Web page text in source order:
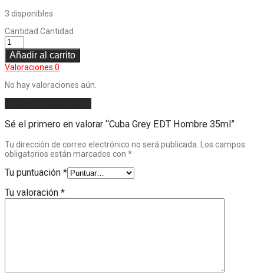
3 disponibles
Cantidad Cantidad
Añadir al carrito
Valoraciones 0
No hay valoraciones aún.
Sé el primero en valorar “Cuba Grey EDT Hombre 35ml”
Tu dirección de correo electrónico no será publicada.
Los campos
obligatorios están marcados con *
Tu puntuación *
Tu valoración *